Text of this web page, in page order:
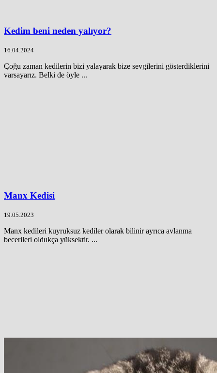
Kedim beni neden yalıyor?
16.04.2024
Çoğu zaman kedilerin bizi yalayarak bize sevgilerini gösterdiklerini
varsayarız. Belki de öyle ...
Manx Kedisi
19.05.2023
Manx kedileri kuyruksuz kediler olarak bilinir ayrıca avlanma
becerileri oldukça yüksektir. ...